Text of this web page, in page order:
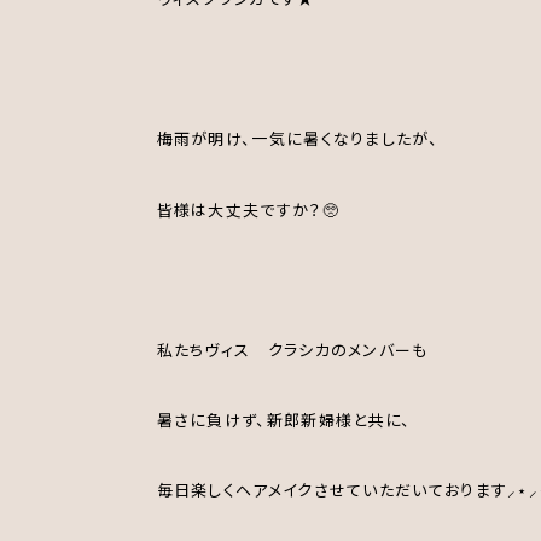
梅雨が明け、一気に暑くなりましたが、
皆様は大丈夫ですか？🥺
私たちヴィス クラシカのメンバーも
暑さに負けず、新郎新婦様と共に、
毎日楽しくヘアメイクさせていただいております